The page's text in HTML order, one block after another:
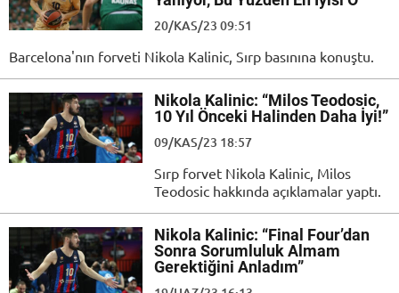
20/KAS/23 09:51
Barcelona'nın forveti Nikola Kalinic, Sırp basınına konuştu.
Nikola Kalinic: “Milos Teodosic,
10 Yıl Önceki Halinden Daha İyi!”
09/KAS/23 18:57
Sırp forvet Nikola Kalinic, Milos
Teodosic hakkında açıklamalar yaptı.
Nikola Kalinic: “Final Four’dan
Sonra Sorumluluk Almam
Gerektiğini Anladım”